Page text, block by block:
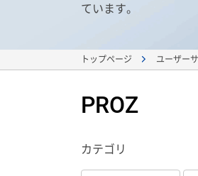
ています。
トップページ ユーザー
PROZ
カテゴリ